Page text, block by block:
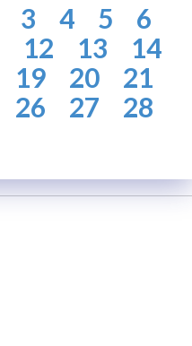
3 4 5
6
12 13
14
19 20
21
26 27
28